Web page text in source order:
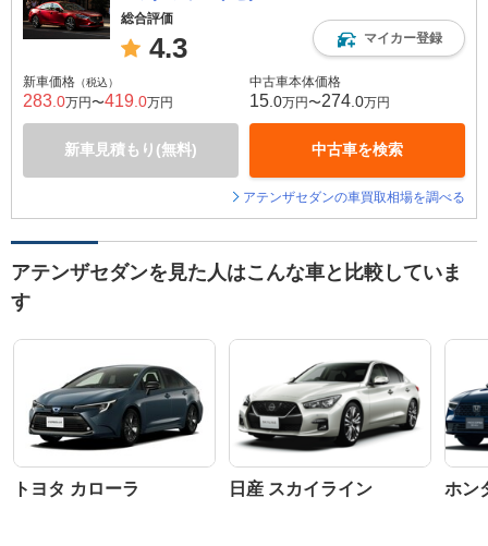
総合評価
4.3 マイカー登録
新車価格 （税込）
283 .0万円〜419 .0万円
新車見積もり(無料)
中古車本体価格
15 .0万円〜274 .0万円
中古車を検索
アテンザセダンの車買取相場を調べる
アテンザセダンを見た人はこんな車と比較していま
す
トヨタ カローラ 日産 スカイライン ホン